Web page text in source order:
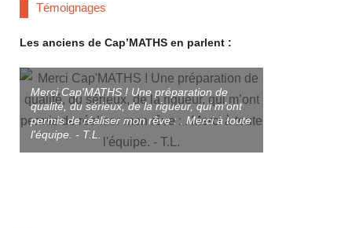
Témoignages
Les anciens de Cap’MATHS en parlent :
Merci Cap'MATHS ! Une préparation de
qualité, du sérieux, de la rigueur, qui m’ont
permis de réaliser mon rêve : . Merci à toute
l'équipe. - T.L.